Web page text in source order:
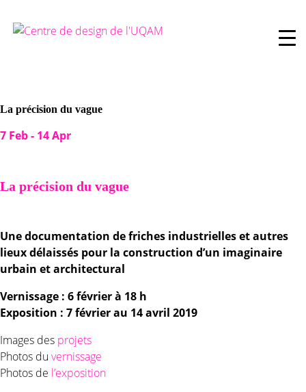
La précision du vague
7 Feb- 14 Apr
La précision du vague
Une documentation de friches industrielles et autres
lieux délaissés pour la construction d’un imaginaire
urbain et architectural
Vernissage : 6 février à 18 h
Exposition : 7 février au 14 avril 2019
Images des projets
Photos du vernissage
Photos de l’exposition